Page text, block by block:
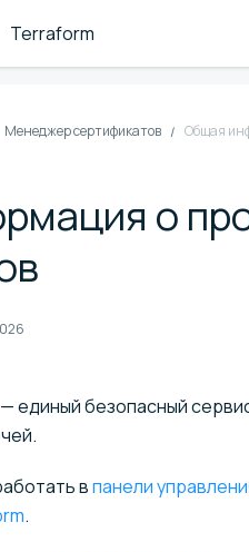
Terraform
Менеджер сертификатов Общая
о
безопасный
впанели
.